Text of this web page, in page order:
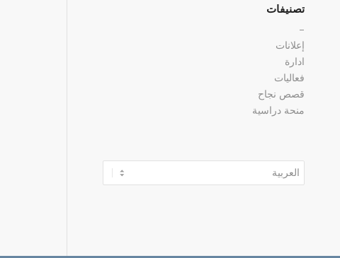
تصنيفات
–
إعلانات
ادارة
فعاليات
قصص نجاح
منحة دراسية
اختر
لغة